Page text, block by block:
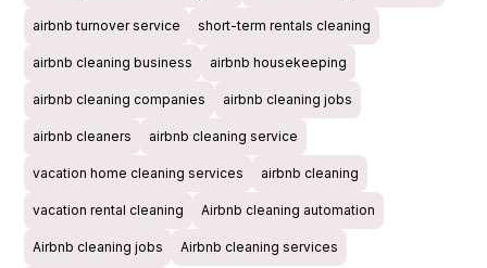
airbnb turnover service short-term rentals cleaning
airbnb cleaning business airbnb housekeeping
airbnb cleaning companies airbnb cleaning jobs
airbnb cleaners airbnb cleaning service
vacation home cleaning services airbnb cleaning
vacation rental cleaning Airbnb cleaning automation
Airbnb cleaning jobs Airbnb cleaning services